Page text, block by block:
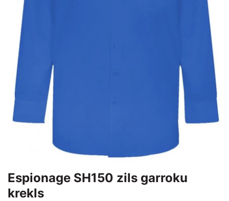
Espionage SH150 zils garroku
krekls